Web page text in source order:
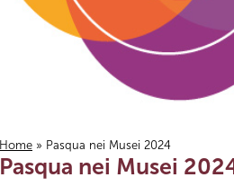
Tu sei qui
Home » Pasqua nei Musei 2024
Pasqua nei Musei